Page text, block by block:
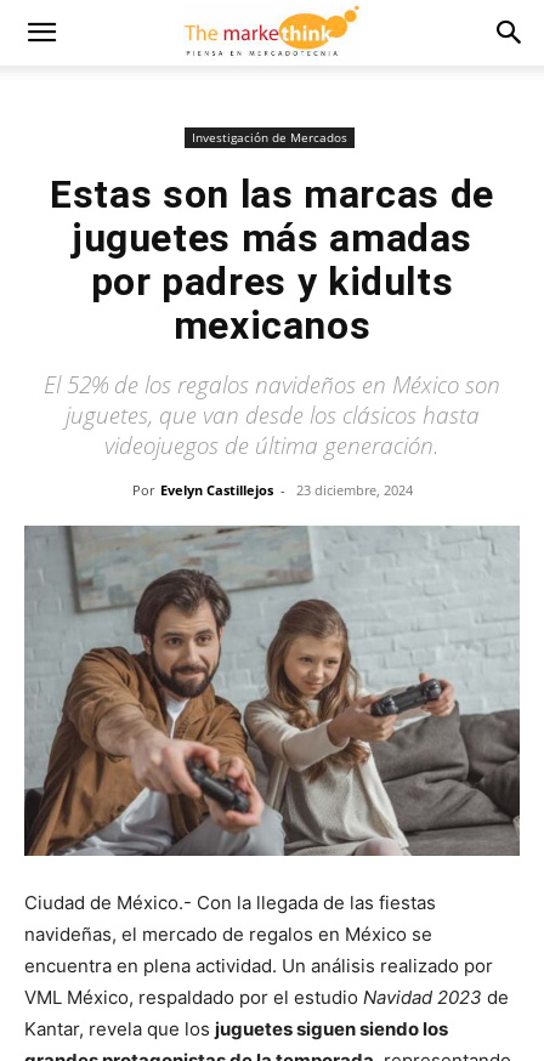
Investigación de Mercados
Estas son las marcas de
juguetes más amadas
por padres y kidults
mexicanos
El 52% de los regalos navideños en México son
juguetes, que van desde los clásicos hasta
videojuegos de última generación.
Por Evelyn Castillejos - 23 diciembre, 2024
Ciudad de México.- Con la llegada de las fiestas
navideñas, el mercado de regalos en México se
encuentra en plena actividad. Un análisis realizado por
VML México, respaldado por el estudio Navidad 2023 de
Kantar, revela que los juguetes siguen siendo los